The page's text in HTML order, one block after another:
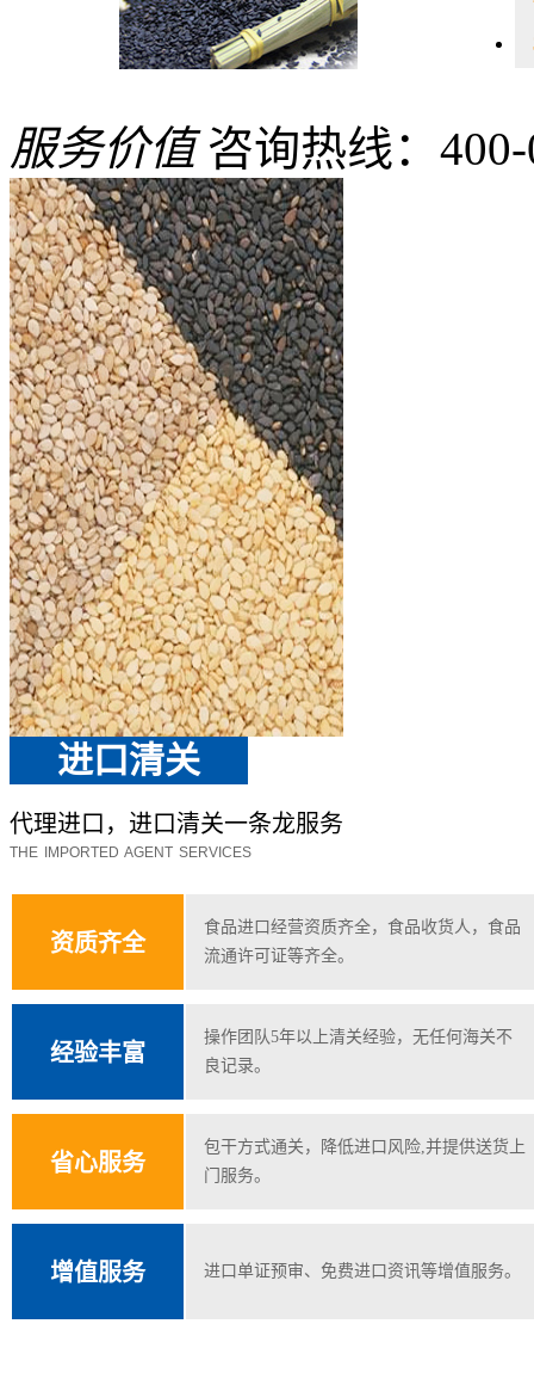
服务价值 咨询热线：
进口清关
代理进口，进口清关一条龙服务
THE IMPORTED AGENT SERVICES
资质齐全
食品进口经营资质齐全，食品收货人，食品
流通许可证等齐全。
经验丰富
操作团队5年以上清关经验，无任何海关不
良记录。
省心服务
包干方式通关，降低进口风险,并提供送货上
门服务。
增值服务 进口单证预审、免费进口资讯等增值服务。